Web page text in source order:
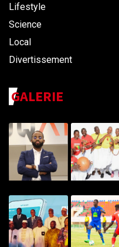
Lifestyle
Science
Local
Divertissement
GALERIE